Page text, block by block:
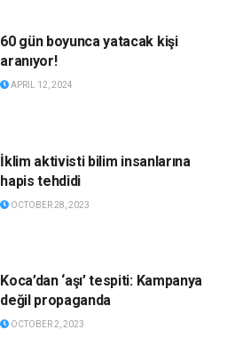
60 gün boyunca yatacak kişi
aranıyor!
APRIL 12, 2024
İklim aktivisti bilim insanlarına
hapis tehdidi
OCTOBER 28, 2023
Koca’dan ‘aşı’ tespiti: Kampanya
değil propaganda
OCTOBER 2, 2023